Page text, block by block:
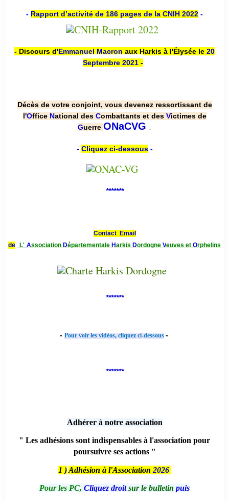
- Rapport d’activité de 186 pages de la CNIH 2022 -
- Discours d'Emmanuel Macron aux Harkis à l'Élysée le 20
Septembre 2021 -
Décès de votre conjoint, vous devenez ressortissant de
l'Office National des Combattants et des Victimes de
Guerre ONaCVG .
- Cliquez ci-dessous-
*******
Contact Email
de
L' Association Départementale Harkis Dordogne Veuves et Orphelins
*******
- Pour voir les vidéos, cliquez ci-dessous -
*******
Adhérer à notre association
" Les adhésions sont indispensables à l'association pour
poursuivre ses actions "
1 ) Adhésion à l'Association 2026
Pour les PC, Cliquez droitsur le bulletin puis